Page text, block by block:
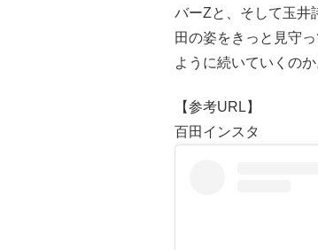
バーZと、そして玉井
田の姿をきっと見守
ように続いていくの
【参考URL】
百田インスタ